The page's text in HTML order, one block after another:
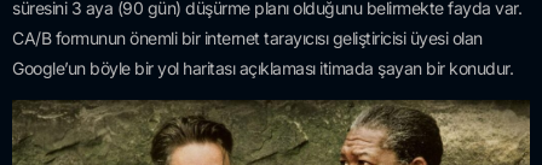
süresini 3 aya (90 gün) düşürme planı olduğunu belirmekte fayda var.
CA/B formunun önemli bir internet tarayıcısı geliştiricisi üyesi olan
Google’un böyle bir yol haritası açıklaması itimada şayan bir konudur.